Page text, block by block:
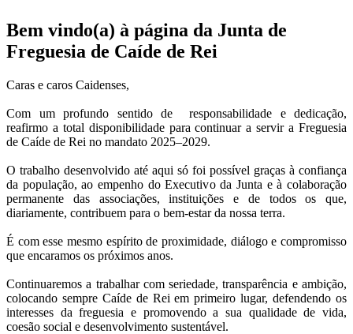
Bem vindo(a) à página da Junta de
Freguesia de Caíde de Rei
Caras e caros Caidenses,
Com um profundo sentido de responsabilidade e dedicação,
reafirmo a total disponibilidade para continuar a servir a Freguesia
de Caíde de Rei no mandato 2025–2029.
O trabalho desenvolvido até aqui só foi possível graças à confiança
da população, ao empenho do Executivo da Junta e à colaboração
permanente das associações, instituições e de todos os que,
diariamente, contribuem para o bem-estar da nossa terra.
É com esse mesmo espírito de proximidade, diálogo e compromisso
que encaramos os próximos anos.
Continuaremos a trabalhar com seriedade, transparência e ambição,
colocando sempre Caíde de Rei em primeiro lugar, defendendo os
interesses da freguesia e promovendo a sua qualidade de vida,
coesão social e desenvolvimento sustentável.